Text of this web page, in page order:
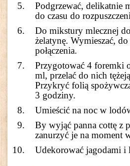
Podgrzewać, delikatnie
do czasu do
Do mikstury mlecznej
żelatynę. Wymieszać, do
połączenia.
Przygotować 4 foremki
ml, przelać do nich
Przykryć folią
3 godziny.
Umieścić na noc w
By wyjąć panna cottę z
zanurzyć je na moment
Udekorować jagodami i